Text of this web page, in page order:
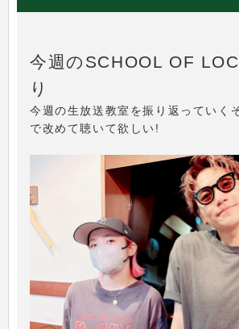
今週のSCHOOL OF
り
今週の生放送教室を振り返っていく
で改めて聴いて欲しい!